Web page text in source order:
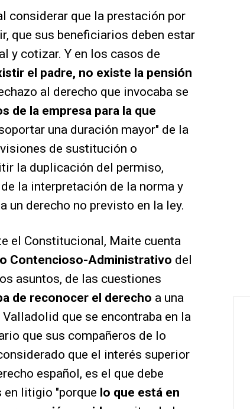
considerar que la prestación por
que sus beneficiarios deben estar
y cotizar. Y en los casos de
el padre, no existe la pensión
al derecho que invocaba se
de la empresa para la que
una duración mayor" de la
de sustitución o
la duplicación del permiso,
la interpretación de la norma y
un derecho no previsto en la ley.
el Constitucional, Maite cuenta
Contencioso-Administrativo del
asuntos, de las cuestiones
de reconocer el derecho a una
que se encontraba en la
que sus compañeros de lo
que el interés superior
español, es el que debe
litigio "porque lo que está en